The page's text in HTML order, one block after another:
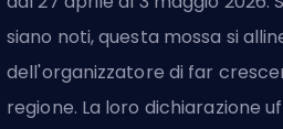
siano noti, questa mossa si
dell'organizzatore di far
regione. La loro dichiarazione